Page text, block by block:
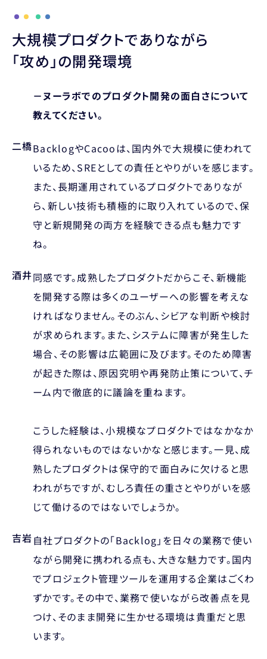
大規模プロダクトでありながら
「攻め」の開発環境
－ヌーラボでのプロダクト開発の面白さについて
教えてください。
二橋BacklogやCacooは、国内外で大規模に使われて
いるため、SREとしての責任とやりがいを感じます。
また、長期運用されているプロダクトでありなが
ら、新しい技術も積極的に取り入れているので、保
守と新規開発の両方を経験できる点も魅力です
ね。
酒井同感です。成熟したプロダクトだからこそ、新機能
を開発する際は多くのユーザーへの影響を考えな
ければなりません。そのぶん、シビアな判断や検討
が求められます。また、システムに障害が発生した
場合、その影響は広範囲に及びます。そのため障害
が起きた際は、原因究明や再発防止策について、チ
ーム内で徹底的に議論を重ねます。
こうした経験は、小規模なプロダクトではなかなか
得られないものではないかなと感じます。一見、成
熟したプロダクトは保守的で面白みに欠けると思
われがちですが、むしろ責任の重さとやりがいを感
じて働けるのではないでしょうか。
吉岩自社プロダクトの「Backlog」を日々の業務で使い
ながら開発に携われる点も、大きな魅力です。国内
でプロジェクト管理ツールを運用する企業はごくわ
ずかです。その中で、業務で使いながら改善点を見
つけ、そのまま開発に生かせる環境は貴重だと思
います。